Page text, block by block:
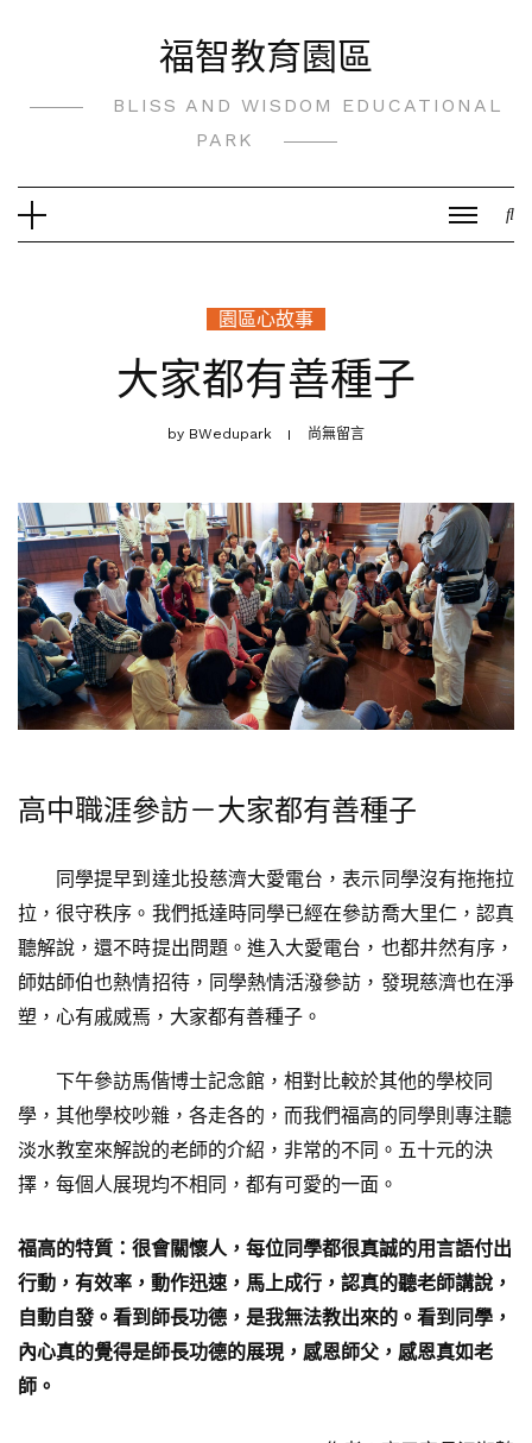
福智教育園區
BLISS AND WISDOM EDUCATIONAL
PARK
園區心故事
大家都有善種子
by BWedupark 尚無留言
高中職涯參訪－大家都有善種子
同學提早到達北投慈濟大愛電台，表示同學沒有拖拖拉
拉，很守秩序。我們抵達時同學已經在參訪喬大里仁，認真
聽解說，還不時提出問題。進入大愛電台，也都井然有序，
師姑師伯也熱情招待，同學熱情活潑參訪，發現慈濟也在淨
塑，心有戚烕焉，大家都有善種子。
下午參訪馬偕博士記念館，相對比較於其他的學校同
學，其他學校吵雜，各走各的，而我們福高的同學則專注聽
淡水教室來解說的老師的介紹，非常的不同。五十元的決
擇，每個人展現均不相同，都有可愛的一面。
福高的特質：很會關懷人，每位同學都很真誠的用言語付出
行動，有效率，動作迅速，馬上成行，認真的聽老師講說，
自動自發。看到師長功德，是我無法教出來的。看到同學，
內心真的覺得是師長功德的展現，感恩師父，感恩真如老
師。